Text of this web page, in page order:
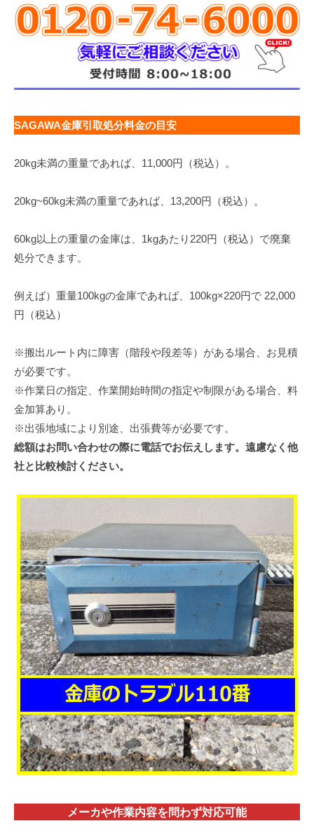
SAGAWA金庫引取処分料金の目安
20kg未満の重量であれば、11,000円（税込）。
20kg~60kg未満の重量であれば、13,200円（税込）。
60kg以上の重量の金庫は、1kgあたり220円（税込）で廃棄
処分できます。
例えば）重量100kgの金庫であれば、100kg×220円で 22,000
円（税込）
※搬出ルート内に障害（階段や段差等）がある場合、お見積
が必要です。
※作業日の指定、作業開始時間の指定や制限がある場合、料
金加算あり。
※出張地域により別途、出張費等が必要です。
総額はお問い合わせの際に電話でお伝えします。遠慮なく他
社と比較検討ください。
メーカや作業内容を問わず対応可能